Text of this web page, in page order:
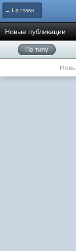
← На главную
Новые публикации
По типу